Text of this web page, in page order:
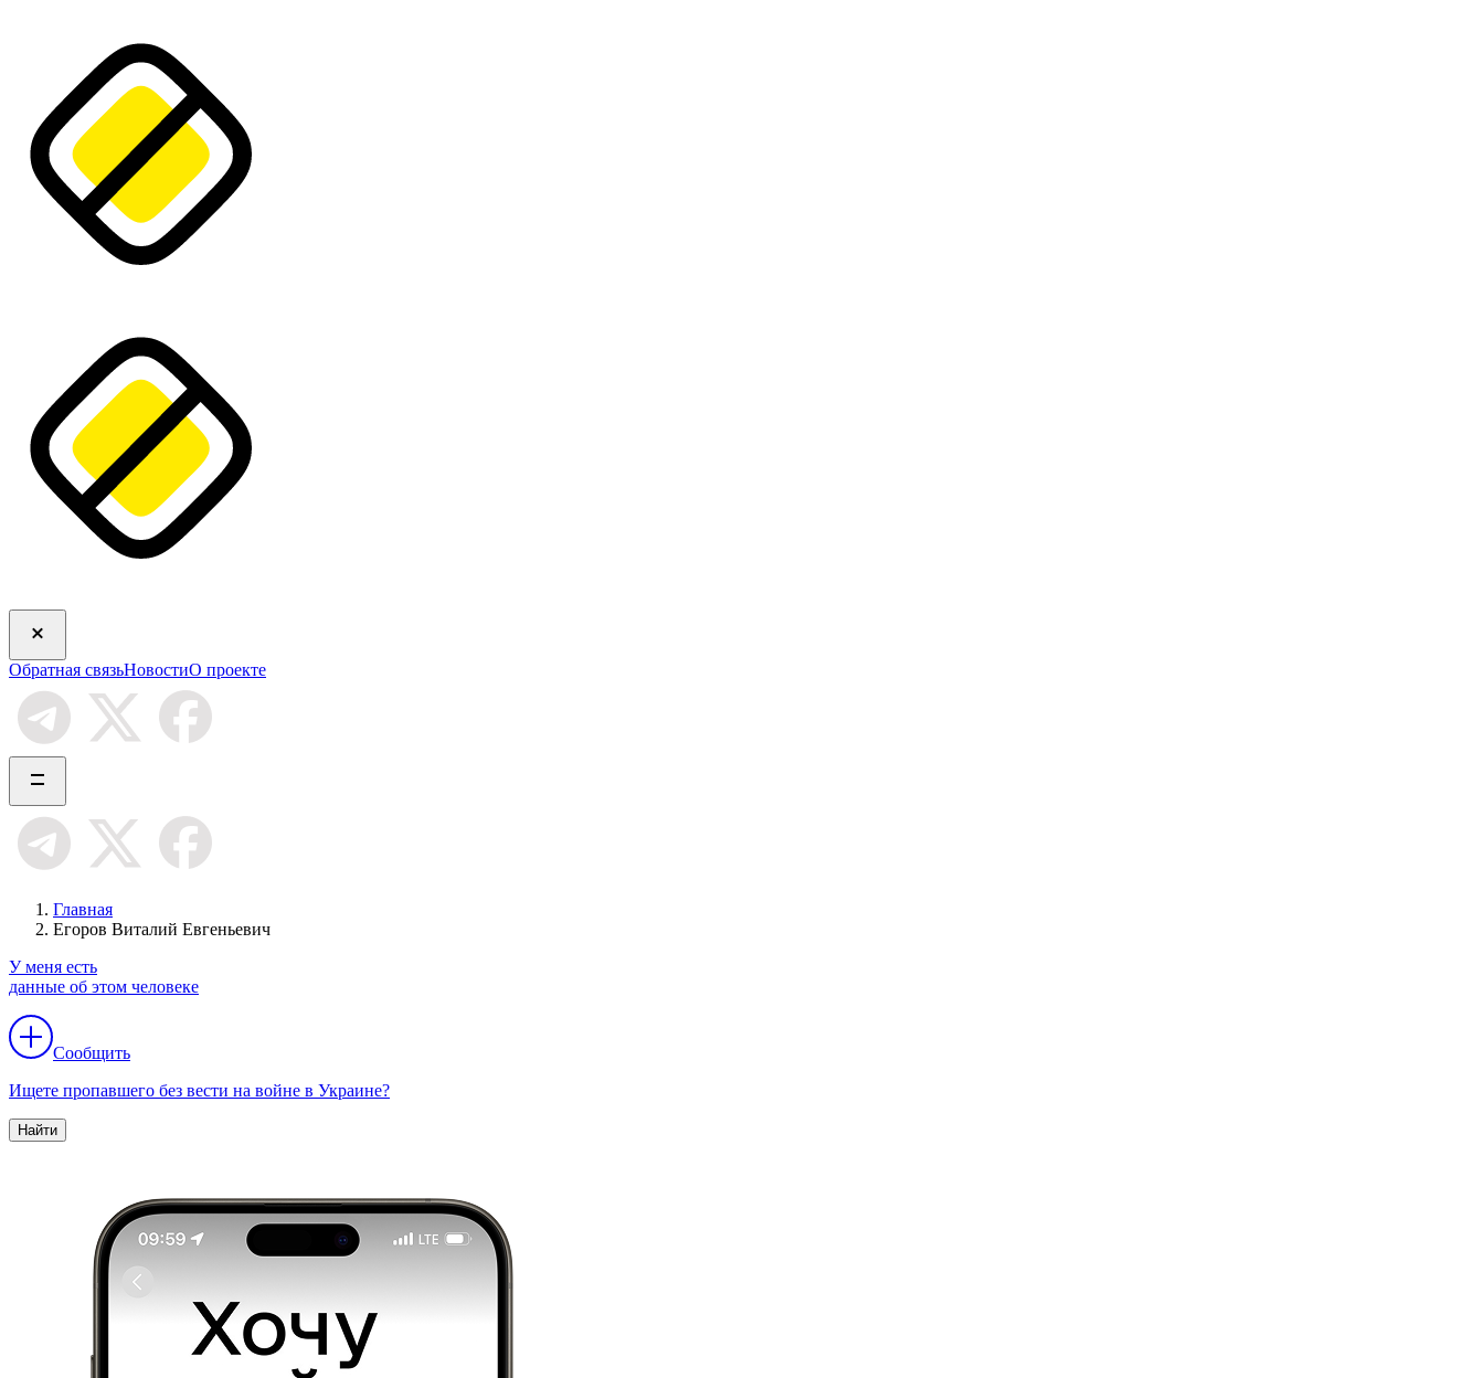
Обратная связьНовостиО проекте
Главная
Егоров Виталий Евгеньевич
У меня есть
данные об этом человеке
Сообщить
Ищете пропавшего без вести на войне в Украине?
Найти